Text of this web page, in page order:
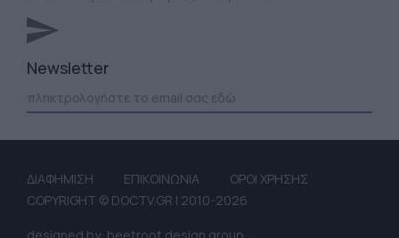
Newsletter
ΔΙΑΦΗΜΙΣΗ ΕΠΙΚΟΙΝΩΝΙΑ
ΟΡΟΙ ΧΡΗΣΗΣ
COPYRIGHT © DOCTV.GR | 2010-2026